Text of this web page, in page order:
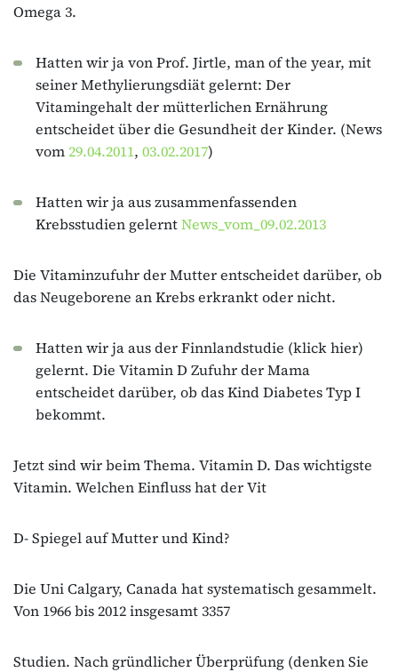
Omega 3.
Hatten wir ja von Prof. Jirtle, man of the year, mit
seiner Methylierungsdiät gelernt: Der
Vitamingehalt der mütterlichen Ernährung
entscheidet über die Gesundheit der Kinder. (News
vom29.04.2011, 03.02.2017)
Hatten wir ja aus zusammenfassenden
Krebsstudien gelerntNews_vom_09.02.2013
Die Vitaminzufuhr der Mutter entscheidet darüber, ob
das Neugeborene an Krebs erkrankt oder nicht.
Hatten wir ja aus der Finnlandstudie (klick hier)
gelernt. Die Vitamin D Zufuhr der Mama
entscheidet darüber, ob das Kind Diabetes Typ I
bekommt.
Jetzt sind wir beim Thema. Vitamin D. Das wichtigste
Vitamin. Welchen Einfluss hat der Vit
D‐ Spiegel auf Mutter und Kind?
Die Uni Calgary, Canada hat systematisch gesammelt.
Von 1966 bis 2012 insgesamt 3357
Studien. Nach gründlicher Überprüfung (denken Sie